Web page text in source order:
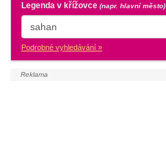
Legenda v křížovce (napr. hlavní město)
Podrobné vyhledávání »